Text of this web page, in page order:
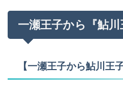
一瀬王子から『鮎川
【一瀬王子から鮎川王